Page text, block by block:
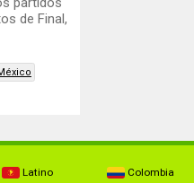
de Final,
Latino Colombia